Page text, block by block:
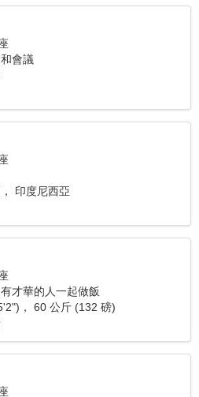
會議
印度尼西亞
才華的人一起做飯
， 60 公斤 (132 磅)